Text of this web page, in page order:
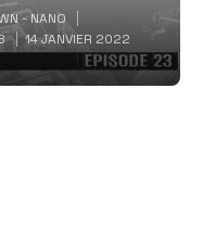
- NANO
14 JANVIER 2022